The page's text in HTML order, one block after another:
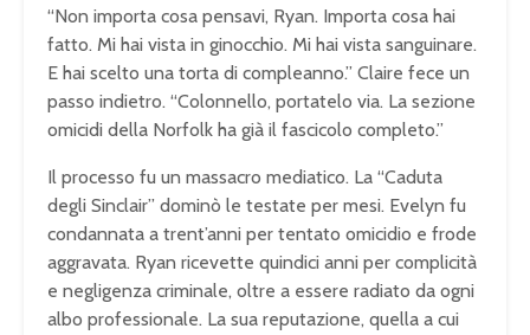
“Non importa cosa pensavi, Ryan. Importa cosa hai
fatto. Mi hai vista in ginocchio. Mi hai vista sanguinare.
E hai scelto una torta di compleanno.” Claire fece un
passo indietro. “Colonnello, portatelo via. La sezione
omicidi della Norfolk ha già il fascicolo completo.”
Il processo fu un massacro mediatico. La “Caduta
degli Sinclair” dominò le testate per mesi. Evelyn fu
condannata a trent’anni per tentato omicidio e frode
aggravata. Ryan ricevette quindici anni per complicità
e negligenza criminale, oltre a essere radiato da ogni
albo professionale. La sua reputazione, quella a cui